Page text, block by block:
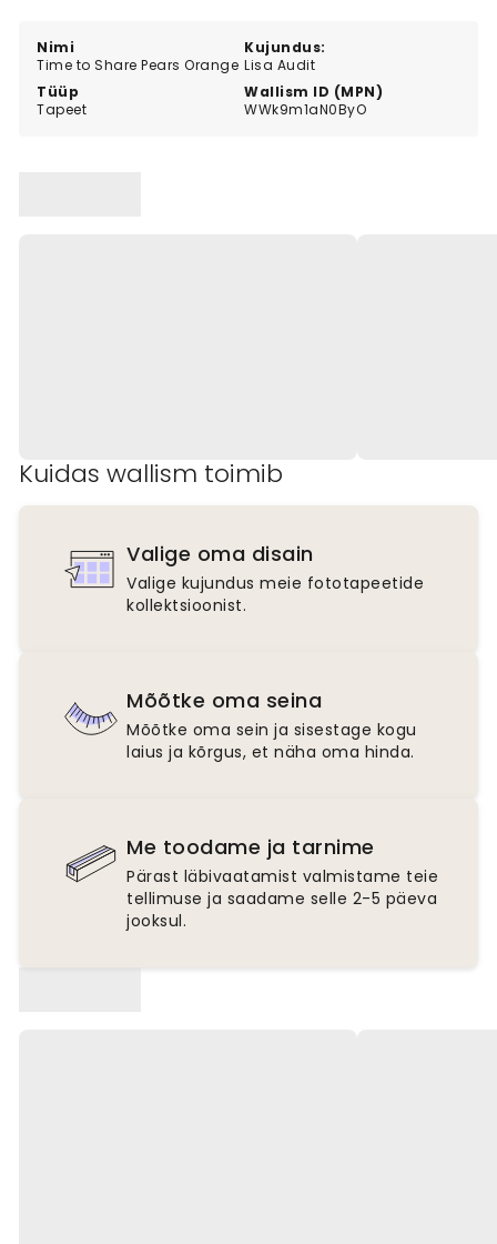
Nimi
Time to Share Pears Orange
Kujundus:
Lisa Audit
Tüüp
Tapeet
Wallism ID (MPN)
WWk9m1aN0ByO
décor.
Kuidas wallism toimib
Valige oma disain
Valige kujundus meie fototapeetide
kollektsioonist.
Mõõtke oma seina
Mõõtke oma sein ja sisestage kogu
laius ja kõrgus, et näha oma hinda.
Me toodame ja tarnime
Pärast läbivaatamist valmistame teie
tellimuse ja saadame selle 2-5 päeva
jooksul.